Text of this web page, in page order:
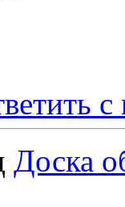
с
Доска